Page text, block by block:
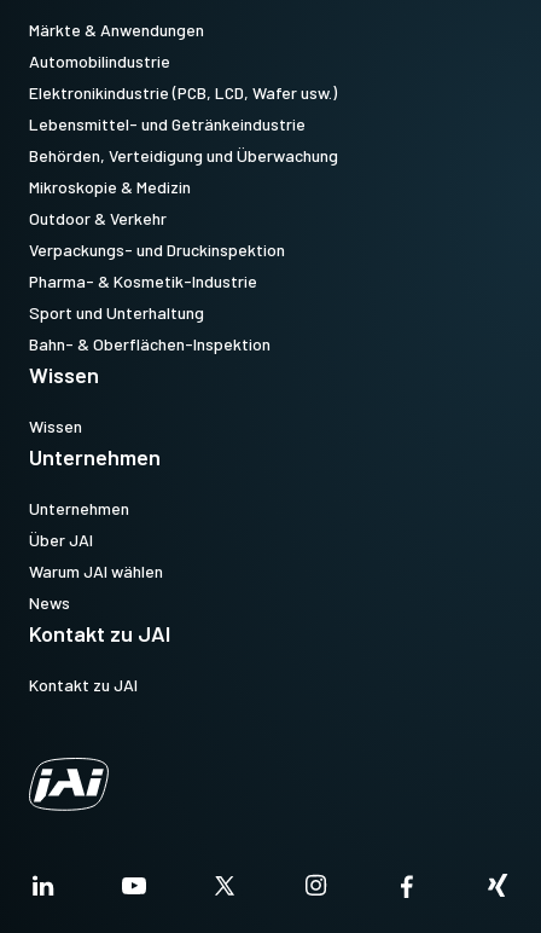
Märkte & Anwendungen
Automobilindustrie
Elektronikindustrie (PCB, LCD, Wafer usw.)
Lebensmittel- und Getränkeindustrie
Behörden, Verteidigung und Überwachung
Mikroskopie & Medizin
Outdoor & Verkehr
Verpackungs- und Druckinspektion
Pharma- & Kosmetik-Industrie
Sport und Unterhaltung
Bahn- & Oberflächen-Inspektion
Wissen
Wissen
Unternehmen
Unternehmen
Über JAI
Warum JAI wählen
News
Kontakt zu JAI
Kontakt zu JAI